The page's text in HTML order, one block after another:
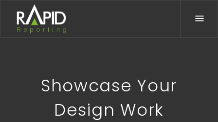
Showcase Your
Design Work